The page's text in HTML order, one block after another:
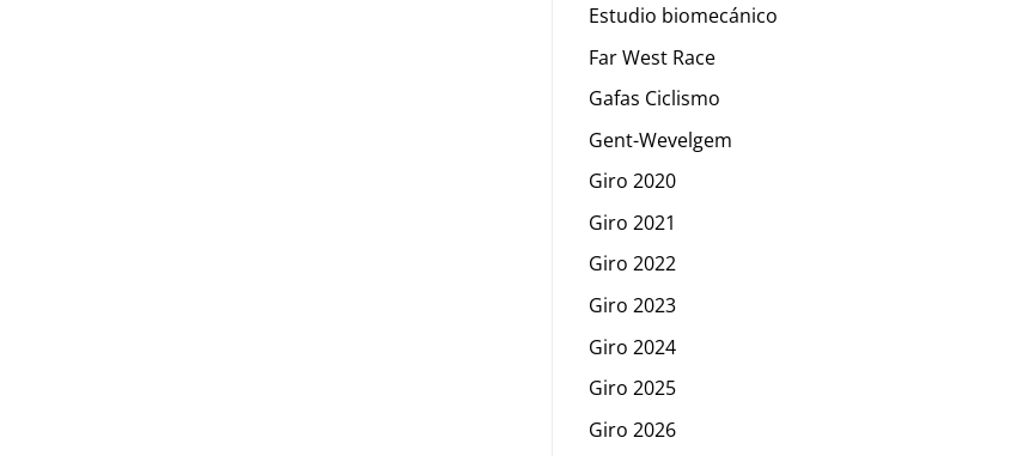
Estudio biomecánico
Far West Race
Gafas Ciclismo
Gent-Wevelgem
Giro 2020
Giro 2021
Giro 2022
Giro 2023
Giro 2024
Giro 2025
Giro 2026